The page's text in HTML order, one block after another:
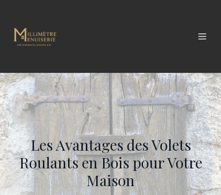
Les Avantages des Volets
Roulants en Bois pour Votre
Maison